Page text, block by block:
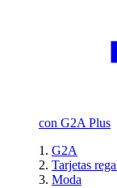
con G2A Plus
G2A
Tarjetas
Moda